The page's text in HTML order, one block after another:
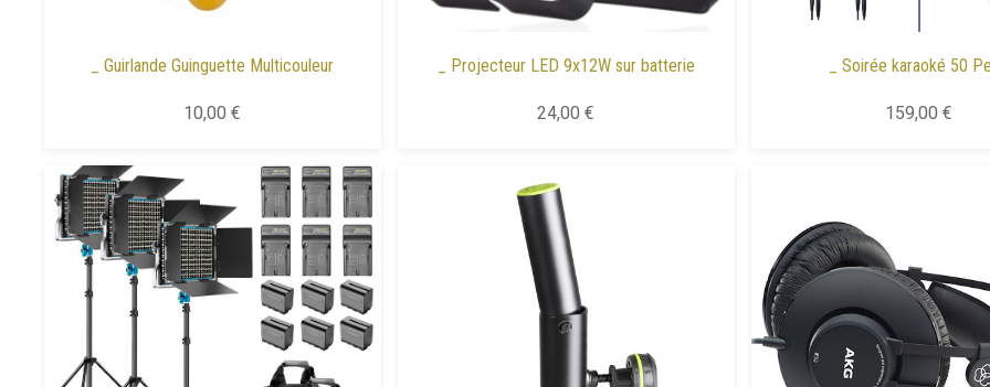
_ Guirlande Guinguette Multicouleur
10,00 €
_ Projecteur LED 9x12W sur batterie
24,00 €
_ Soirée karaoké 50
159,00 €